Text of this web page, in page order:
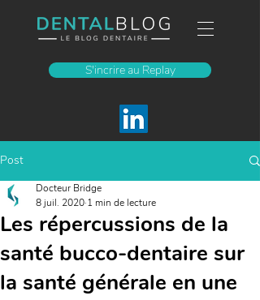
S'incrire au Replay
Post
Les répercussions de la
santé bucco-dentaire sur
la santé générale en une
Docteur Bridge
8 juil. 2020 1 min de lecture